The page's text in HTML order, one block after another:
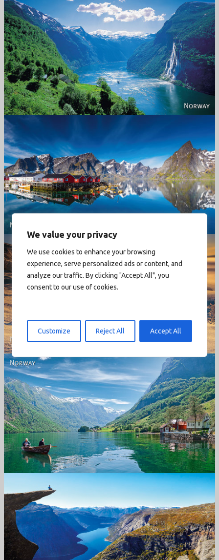
We value your privacy
We use cookies to enhance your browsing
experience, serve personalized ads or content, and
analyze our traffic. By clicking "Accept All", you
consent to our use of cookies.
Customize Reject All Accept All
Norway
Reine - Lofoten, Nord Norge. North Norway.
Norway
Norway